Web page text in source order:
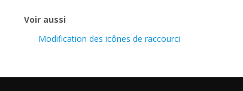
Voir aussi
Modification des icônes de raccourci